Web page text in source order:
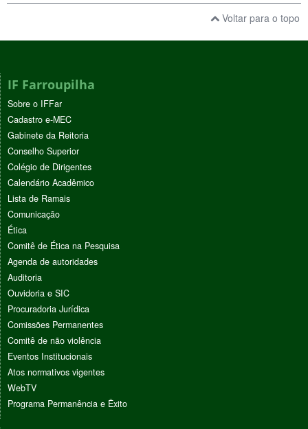
Voltar para o topo
IF Farroupilha
Sobre o IFFar
Cadastro e-MEC
Gabinete da Reitoria
Conselho Superior
Colégio de Dirigentes
Calendário Acadêmico
Lista de Ramais
Comunicação
Ética
Comitê de Ética na Pesquisa
Agenda de autoridades
Auditoria
Ouvidoria e SIC
Procuradoria Jurídica
Comissões Permanentes
Comitê de não violência
Eventos Institucionais
Atos normativos vigentes
WebTV
Programa Permanência e Êxito